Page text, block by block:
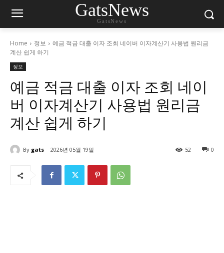
GatsNews
GatsNews
Home 정보
예금 적금 대출 이자 조회 네이버 이자계산기 사용법 원리금
계산 쉽게 하기
정보
예금 적금 대출 이자 조회 네이
버 이자계산기 사용법 원리금
계산 쉽게 하기
By gats 2026년 05월 19일 0
52